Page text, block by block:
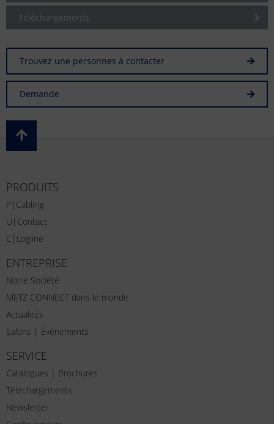
Téléchargements
Trouvez une personnes à contacter
Demande
PRODUITS
P|Cabling
U|Contact
C|Logline
ENTREPRISE
Notre Société
METZ CONNECT dans le monde
Actualités
Salons | Évènements
SERVICE
Catalogues | Brochures
Téléchargements
Newsletter